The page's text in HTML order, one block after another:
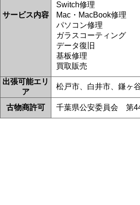
松戸市よりお越しのお客様のiPhone14のガラス
ありがとうございました！
松戸市よりお越しのお客様のiPhoneSE3の液晶
ありがとうございました！
松戸市よりお越しのお客様のiPhone14Proの液
ありがとうございました！
2026/06/23
松戸市よりお越しのお客様のiPhone11のナノナ
させて頂きました！ありがとうございました！
2026/06/22
松戸市よりお越しのお客様のiPhone14のガラス
ありがとうございました！
サービス内容
Switch修理
Mac・MacBook修理
パソコン修理
ガラスコーティング
データ復旧
基板修理
買取販売
出張可能エリ
ア
松戸市、白井市、鎌ヶ
古物商許可 千葉県公安委員会 第